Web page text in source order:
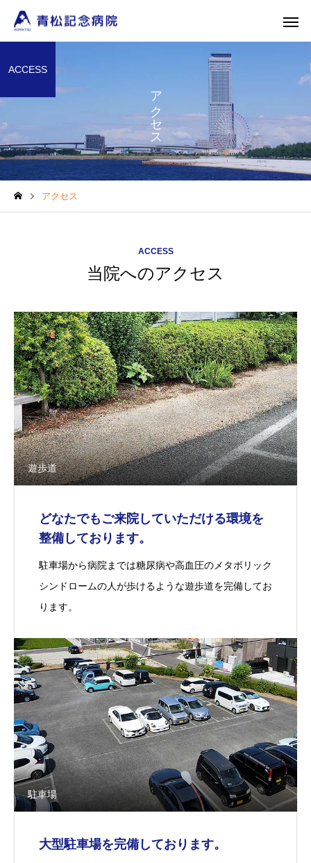
外科 内科
アクセス
ACCESS
アクセス
ACCESS
当院へのアクセス
遊歩道
どなたでもご来院していただける環境を
整備しております。
駐車場から病院までは糖尿病や高血圧のメタボリック
シンドロームの人が歩けるような遊歩道を完備してお
ります。
駐車場
大型駐車場を完備しております。